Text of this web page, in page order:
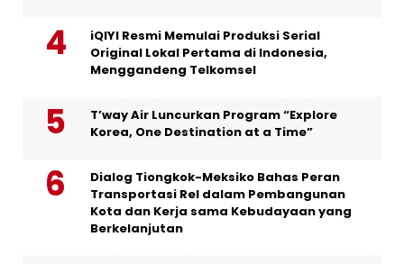
iQIYI Resmi Memulai Produksi Serial
Original Lokal Pertama di Indonesia,
Menggandeng Telkomsel
T’way Air Luncurkan Program “Explore
Korea, One Destination at a Time”
Dialog Tiongkok-Meksiko Bahas Peran
Transportasi Rel dalam Pembangunan
Kota dan Kerja sama Kebudayaan yang
Berkelanjutan